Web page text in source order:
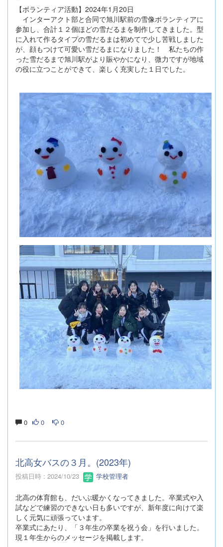
【ボランティア活動】2024年1月20日
インターアクト部と合同で旭川駅前の雪像ボランティアに
参加し、合計１２個ほどの雪だるまを制作してきました。型
に入れて作るタイプの雪だるまは初めてで少し苦戦しました
が、顔もつけて可愛い雪だるまになりました！ 私たちの作
った雪だるまで旭川駅がより賑やかになり、微力ですが地域
の役に立つことができて、楽しく充実した１日でした。
0 0 0
北高女バスの３月。(2023年)
投稿日時 : 2024/10/23 学校管理者
北高の体育館も、だいぶ暖かくなってきました。卒業式や入
試などで練習のできない日も多いですが、新年度に向けて楽
しく元気に頑張っています。
卒業式にあたり、「３年生の卒業を祝う会」を行いました。
現１年生からのメッセージを掲載します。